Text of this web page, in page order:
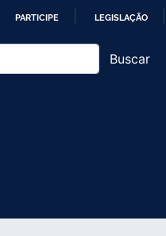
PARTICIPE LEGISLAÇÃO
Buscar